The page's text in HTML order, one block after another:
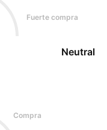
Compra
Fuerte compra
Neutral